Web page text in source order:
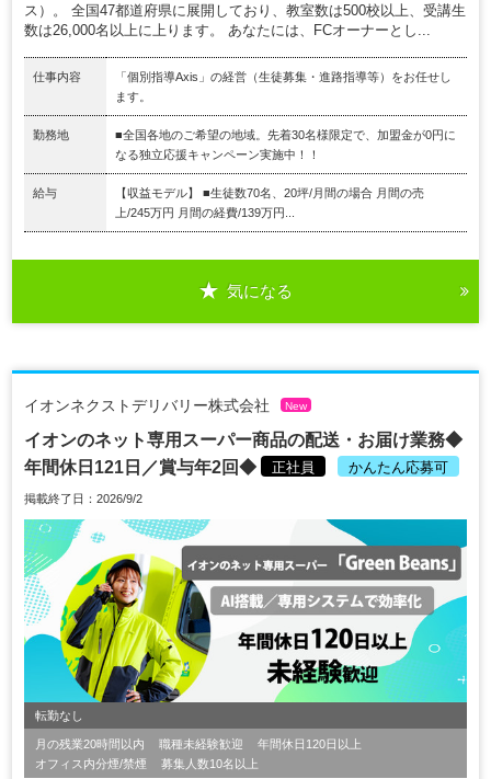
ス）。 全国47都道府県に展開しており、教室数は500校以上、受講生
数は26,000名以上に上ります。 あなたには、FCオーナーとし...
仕事内容
「個別指導Axis」の経営（生徒募集・進路指導等）をお任せし
ます。
勤務地
■全国各地のご希望の地域。先着30名様限定で、加盟金が0円に
なる独立応援キャンペーン実施中！！
給与
【収益モデル】 ■生徒数70名、20坪/月間の場合 月間の売
上/245万円 月間の経費/139万円...
気になる
イオンネクストデリバリー株式会社 New
イオンのネット専用スーパー商品の配送・お届け業務◆
年間休日121日／賞与年2回◆
正社員 かんたん応募可
掲載終了日：2026/9/2
転勤なし
月の残業20時間以内 職種未経験歓迎
年間休日120日以上
オフィス内分煙/禁煙
募集人数10名以上